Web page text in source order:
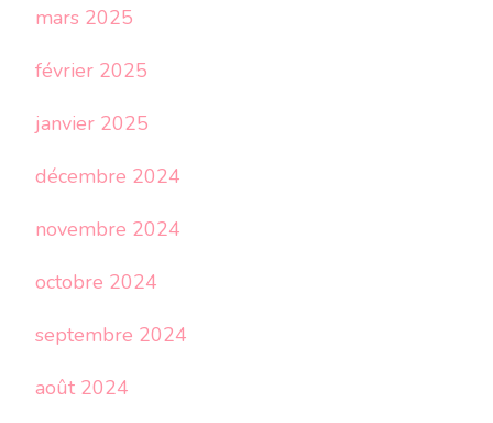
mars 2025
février 2025
janvier 2025
décembre 2024
novembre 2024
octobre 2024
septembre 2024
août 2024